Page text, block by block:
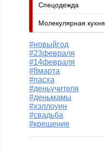
Спецодежда
Молекулярная кухня
#новыйгод
#23февраля
#14февраля
#8марта
#пасха
#деньучителя
#деньмамы
#хэллоуин
#свадьба
#крещение